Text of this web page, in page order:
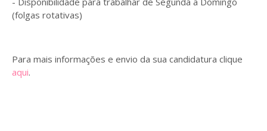
(folgas rotativas)
Para mais informações e envio da sua candidatura clique
aqui.